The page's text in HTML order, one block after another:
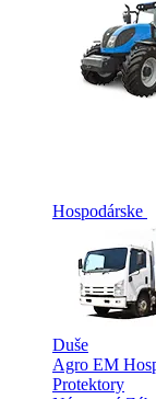
Hospodárske
Duše
Agro EM
Protektory